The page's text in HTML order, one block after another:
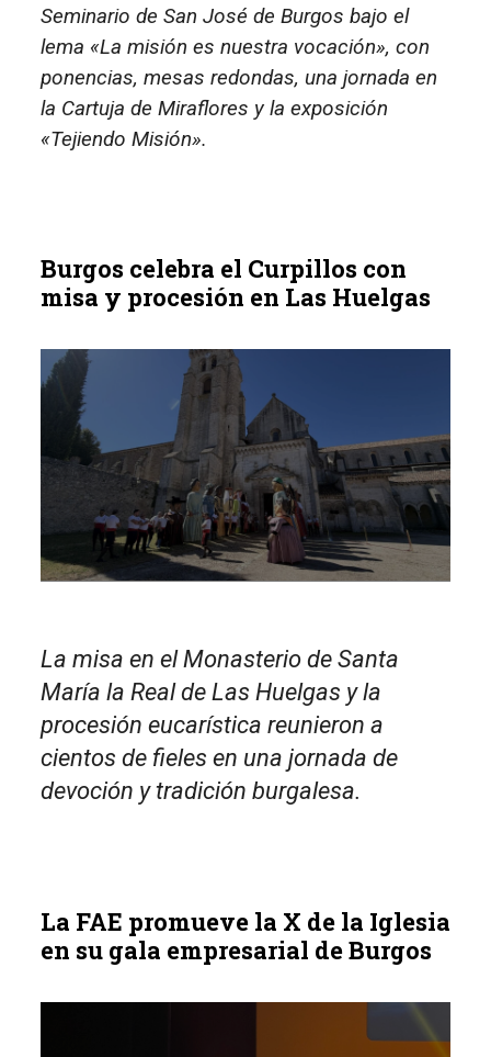
Seminario de San José de Burgos bajo el
lema «La misión es nuestra vocación», con
ponencias, mesas redondas, una jornada en
la Cartuja de Miraflores y la exposición
«Tejiendo Misión».
Burgos celebra el Curpillos con
misa y procesión en Las Huelgas
La misa en el Monasterio de Santa
María la Real de Las Huelgas y la
procesión eucarística reunieron a
cientos de fieles en una jornada de
devoción y tradición burgalesa.
La FAE promueve la X de la Iglesia
en su gala empresarial de Burgos